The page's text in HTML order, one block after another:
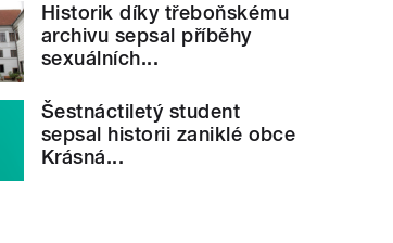
Historik díky třeboňskému
archivu sepsal příběhy
sexuálních...
Šestnáctiletý student
sepsal historii zaniklé obce
Krásná...